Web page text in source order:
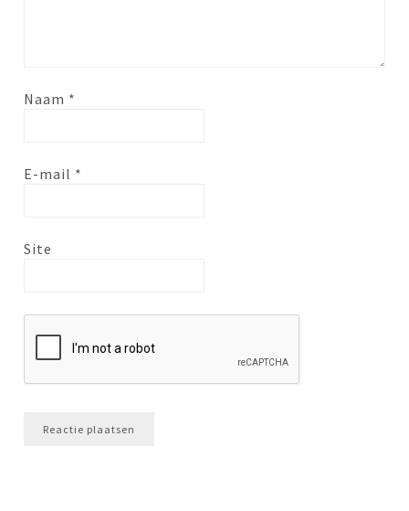
Naam *
E-mail *
Site